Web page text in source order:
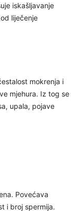
iskašljavanje
liječenje
mokrenja i
mjehura. Iz tog se
upala, pojave
Povećava
i broj spermija.